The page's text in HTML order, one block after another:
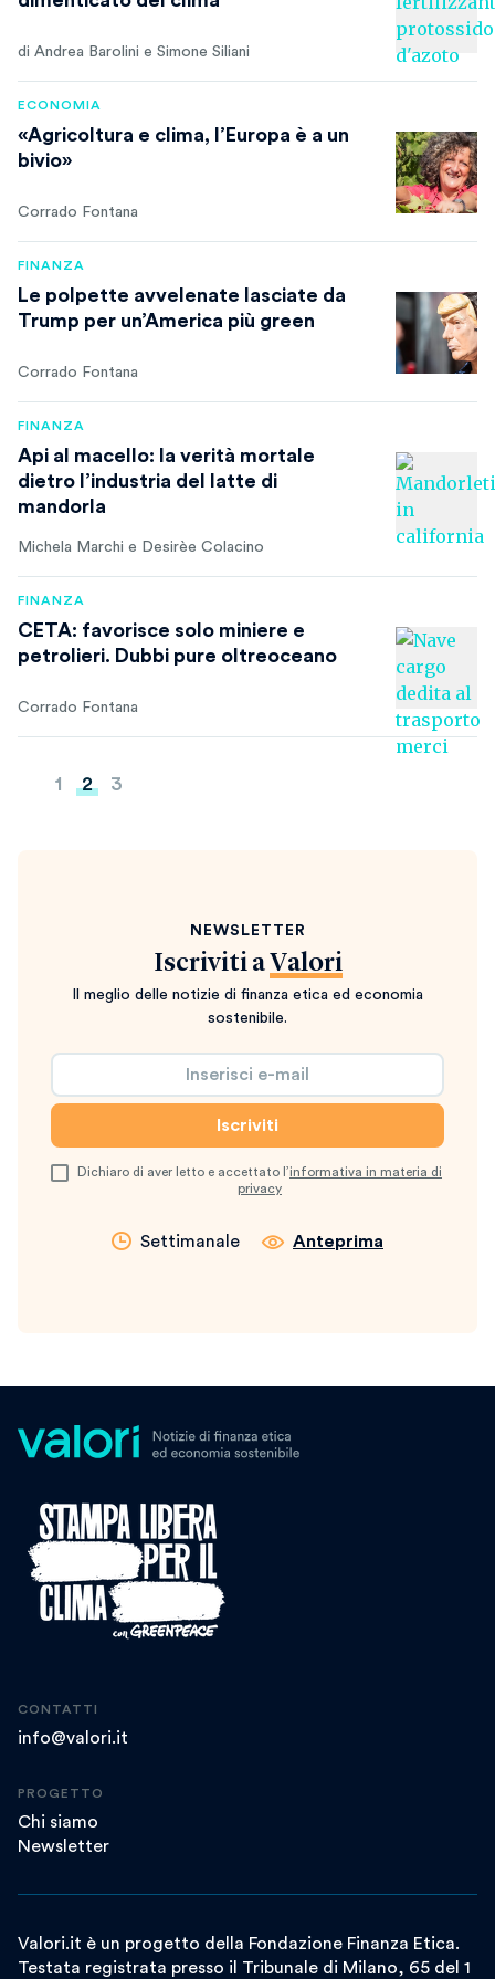
di Andrea Barolini e Simone Siliani
ECONOMIA
«Agricoltura e clima, l’Europa è a un
bivio»
Corrado Fontana
FINANZA
Le polpette avvelenate lasciate da
Trump per un’America più green
Corrado Fontana
FINANZA
Api al macello: la verità mortale
dietro l’industria del latte di
mandorla
Michela Marchi e Desirèe Colacino
FINANZA
CETA: favorisce solo miniere e
petrolieri. Dubbi pure oltreoceano
Corrado Fontana
Paginazione
1 2 3
NEWSLETTER
Iscriviti a Valori
Il meglio delle notizie di finanza etica ed economia
sostenibile.
Dichiaro di aver letto e accettato l’informativa in materia di
privacy
Settimanale Anteprima
CONTATTI
info@valori.it
PROGETTO
Chi siamo
Newsletter
Valori.it è un progetto della Fondazione Finanza Etica.
Testata registrata presso il Tribunale di Milano, 65 del 1